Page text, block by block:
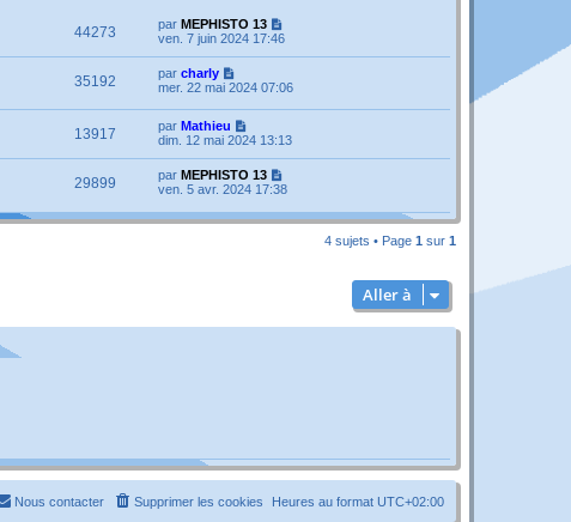
44273 par MEPHISTO 13
ven. 7 juin 2024 17:46
35192 par charly
mer. 22 mai 2024 07:06
13917 par Mathieu
dim. 12 mai 2024 13:13
29899 par MEPHISTO 13
ven. 5 avr. 2024 17:38
4 sujets • Page 1 sur 1
Aller à
Heures au format UTC+02:00
Supprimer les cookies
Nous contacter